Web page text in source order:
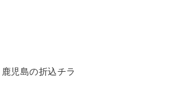
鹿児島の折込チラ